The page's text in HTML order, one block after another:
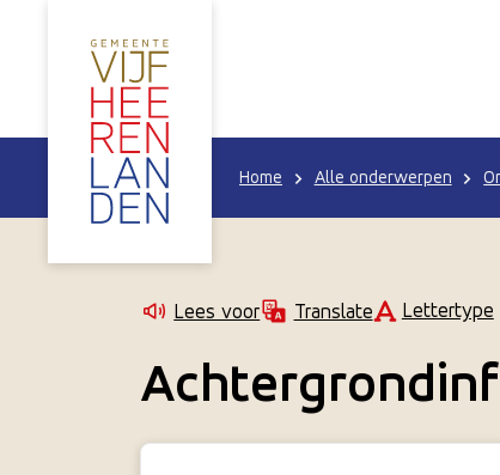
Home Alle onderwerpen
Lees voor Translate Lettertype